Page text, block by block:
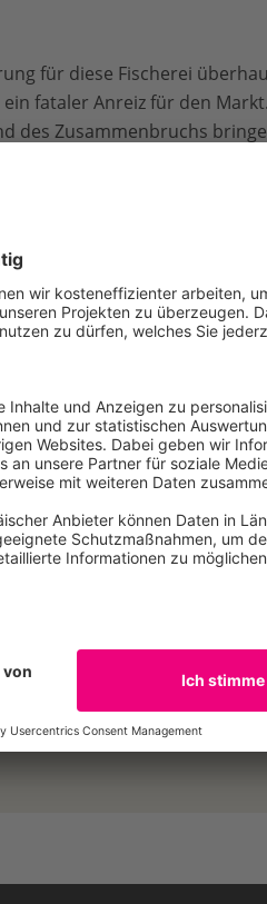
für diese Fischerei
fataler Anreiz für den
des Zusammenbruchs
WWF-Fischereiexperte
und eine schonende
wurden im Vorfeld
eingelegt hat. Das
zu
auf die Regierungen
und einen nachhaltigen
zu fordern.
E-Mail